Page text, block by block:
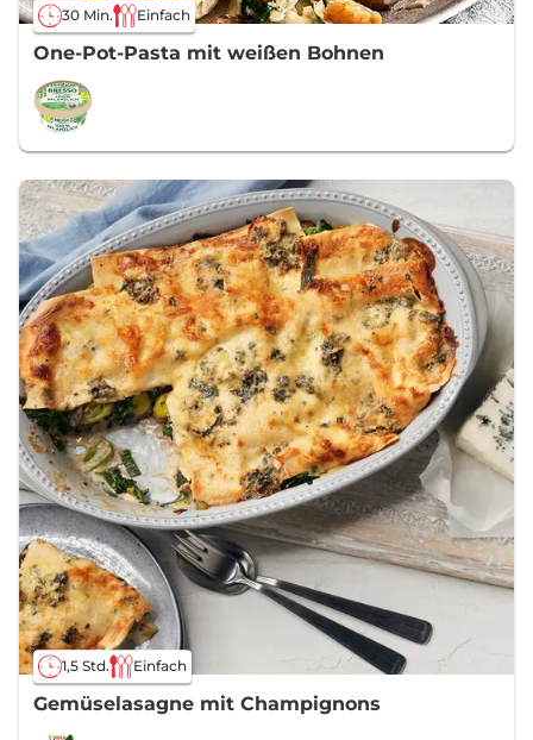
30 Min. Einfach
One-Pot-Pasta mit weißen Bohnen
1,5 Std. Einfach
Gemüselasagne mit Champignons